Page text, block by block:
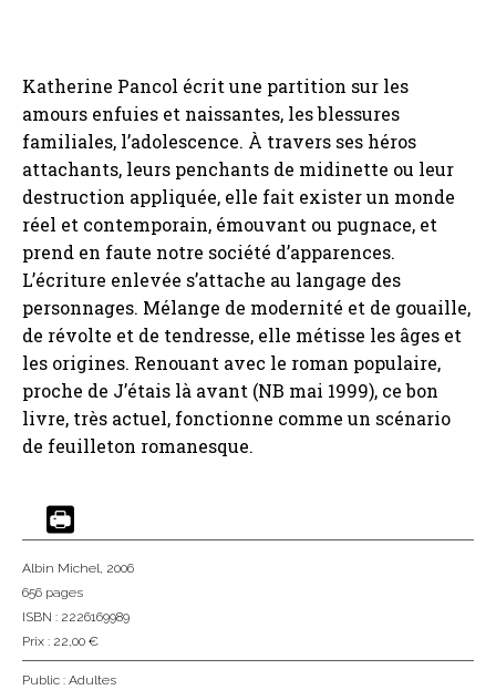
Katherine Pancol écrit une partition sur les
amours enfuies et naissantes, les blessures
familiales, l’adolescence. À travers ses héros
attachants, leurs penchants de midinette ou leur
destruction appliquée, elle fait exister un monde
réel et contemporain, émouvant ou pugnace, et
prend en faute notre société d’apparences.
L’écriture enlevée s’attache au langage des
personnages. Mélange de modernité et de gouaille,
de révolte et de tendresse, elle métisse les âges et
les origines. Renouant avec le roman populaire,
proche de J’étais là avant (NB mai 1999), ce bon
livre, très actuel, fonctionne comme un scénario
de feuilleton romanesque.
Albin Michel, 2006
656 pages
ISBN : 2226169989
Prix : 22,00 €
Public : Adultes